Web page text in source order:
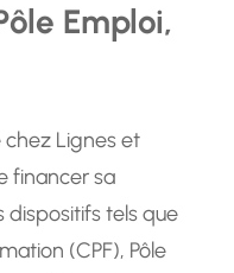
Emploi,
chez Lignes et
financer sa
tels que
(CPF), Pôle